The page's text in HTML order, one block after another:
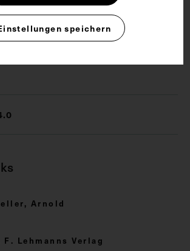
Pathologische Anatomie
Arnold
F. Lehmanns Verlag
speichern